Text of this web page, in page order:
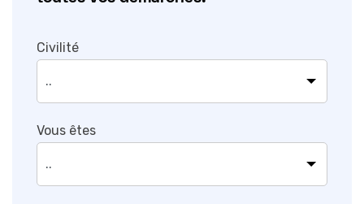
Civilité
Vous êtes